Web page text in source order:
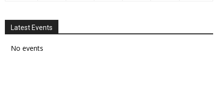
Latest Events
No events